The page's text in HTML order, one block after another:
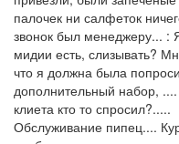
палочек ни салфеток
звонок был менеджеру... :
мидии есть, слизывать?
что я должна была
дополнительный набор,
клиета кто то спросил?.....
Обслуживание пипец....